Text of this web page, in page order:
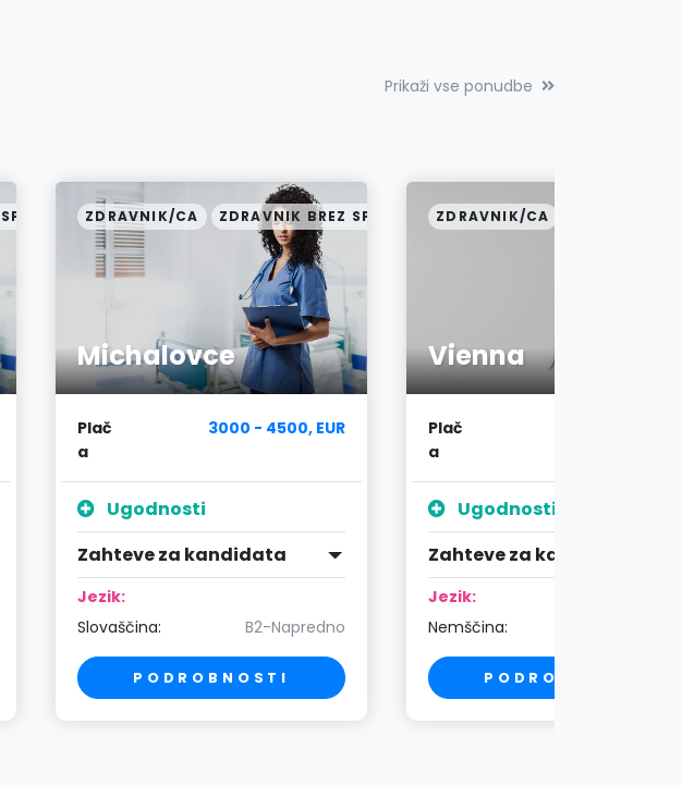
Prikaži vse ponudbe
Michalovce
ZDRAVNIK/CA ZDRAVNIK BREZ SPECIALIZACIJE
Plač
a
3000 - 4500, EUR
Ugodnosti
Zahteve za kandidata
Jezik:
Slovaščina:
B2-Napredno
PODROBNOSTI
Vienna
ZDRAVNIK/CA
Plač
a
Ugodnosti
Zahteve za kandidata
Jezik:
Nemščina:
PODROBNOSTI